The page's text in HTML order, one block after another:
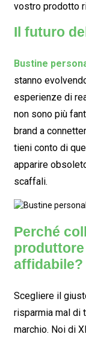
vostro prodotto
Il futuro
Bustine
stanno
esperienze di
non sono più
brand a
tieni conto di
apparire
scaffali.
Perché
affidabile?
Scegliere il
risparmia mal di
marchio. Noi di